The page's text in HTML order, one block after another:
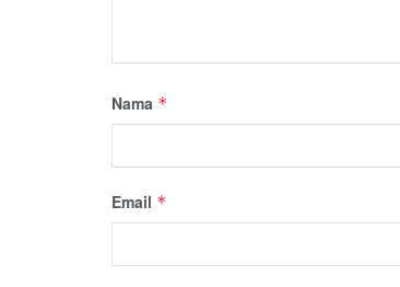
Nama *
Email *